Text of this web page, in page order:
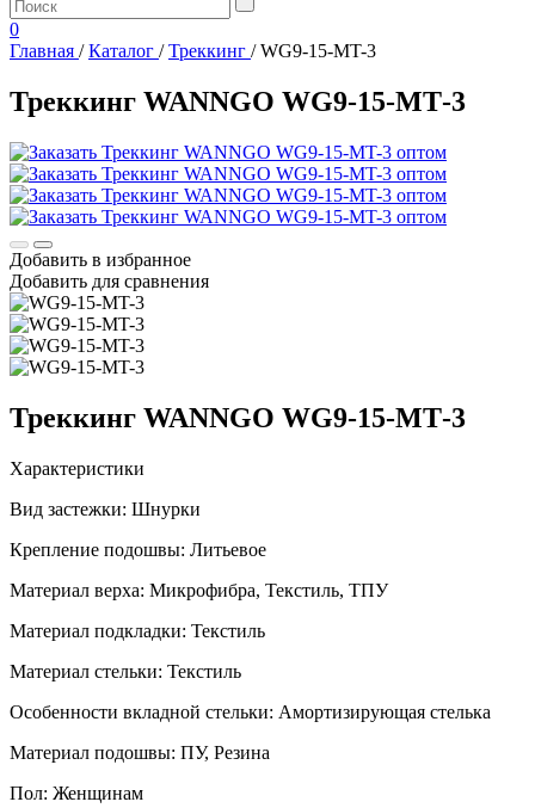
0
Главная / Каталог / Треккинг / WG9-15-MT-3
Треккинг WANNGO WG9‑15‑MT‑3
Добавить в избранное
Добавить для сравнения
Треккинг WANNGO WG9‑15‑MT‑3
Характеристики
Вид застежки: Шнурки
Крепление подошвы: Литьевое
Материал верха: Микрофибра, Текстиль, ТПУ
Материал подкладки: Текстиль
Материал стельки: Текстиль
Особенности вкладной стельки: Амортизирующая стелька
Материал подошвы: ПУ, Резина
Пол: Женщинам